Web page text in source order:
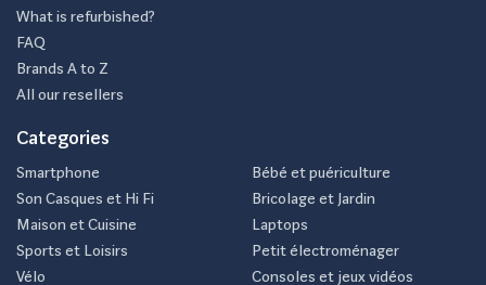
What is refurbished?
FAQ
Brands A to Z
All our resellers
Categories
Smartphone
Son Casques et Hi Fi
Maison et Cuisine
Sports et Loisirs
Vélo
Bébé et puériculture
Bricolage et Jardin
Laptops
Petit électroménager
Consoles et jeux vidéos